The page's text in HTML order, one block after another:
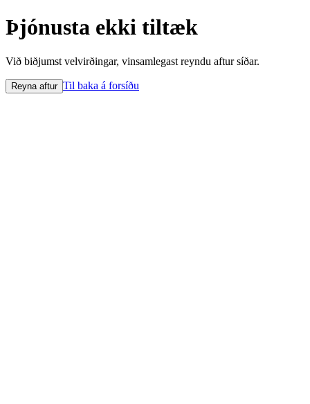
Þjónusta ekki tiltæk
Við biðjumst velvirðingar, vinsamlegast reyndu aftur síðar.
Reyna aftur Til baka á forsíðu